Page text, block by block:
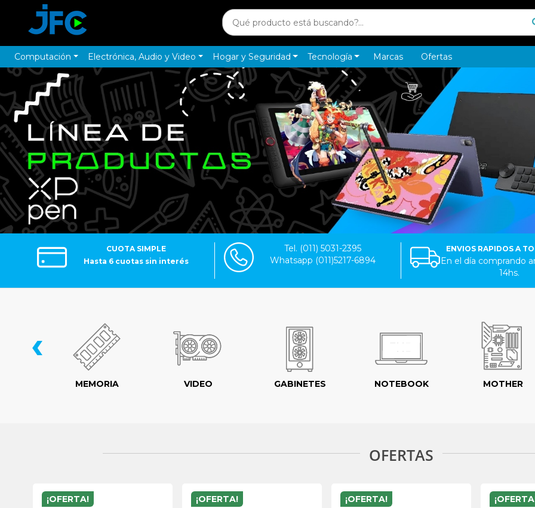
Computación Electrónica, Audio y Video Hogar y Seguridad Tecnología Marcas Ofertas
CUOTA SIMPLE
Hasta 6 cuotas sin interés
Tel. (011) 5031-2395
Whatsapp (011)5217-6894
ENVIOS RAPIDOS A
En el día comprando
14hs.
MEMORIA VIDEO GABINETES NOTEBOOK MOTHER
‹
OFERTAS
¡OFERTA! ¡OFERTA! ¡OFERTA!